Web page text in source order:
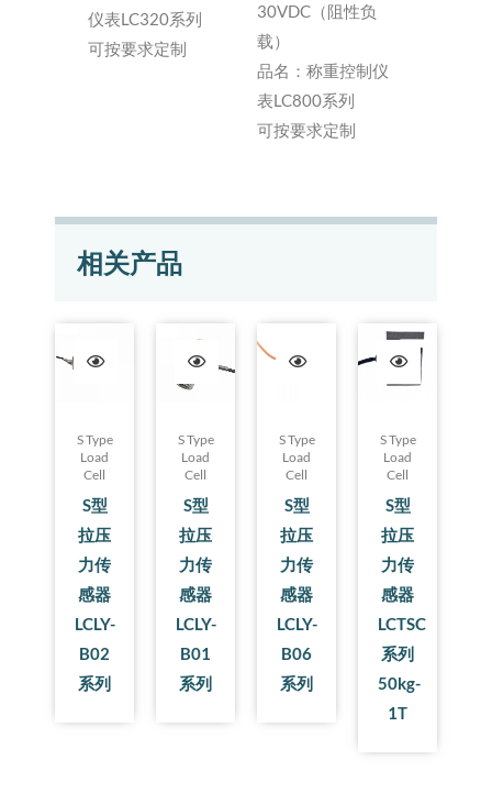
仪表LC320系列
可按要求定制
30VDC（阻性负
载）
品名：称重控制仪
表LC800系列
可按要求定制
相关产品
S Type
Load
Cell
S型
拉压
力传
感器
LCLY-
B02
系列
S Type
Load
Cell
S型
拉压
力传
感器
LCLY-
B01
系列
S Type
Load
Cell
S型
拉压
力传
感器
LCLY-
B06
系列
S Type
Load
Cell
S型
拉压
力传
感器
LCTSC
系列
50kg-
1T